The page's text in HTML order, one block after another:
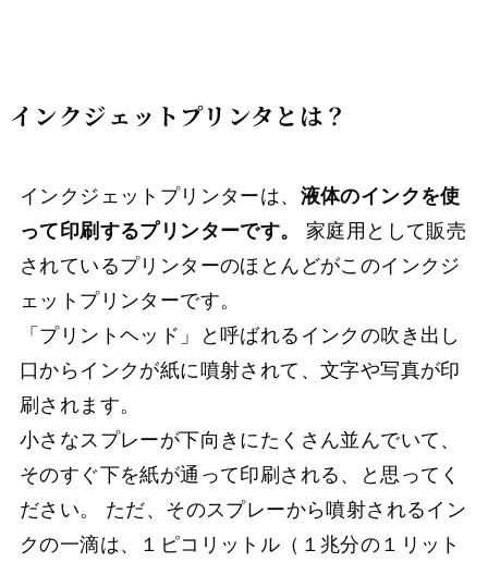
インクジェットプリンタとは？
インクジェットプリンターは、 液体のインクを使
って印刷するプリンターです。
家庭用として販売
されているプリンターのほとんどがこのインクジ
ェットプリンターです。
「プリントヘッド」と呼ばれるインクの吹き出し
口からインクが紙に噴射されて、文字や写真が印
刷されます。
小さなスプレーが下向きにたくさん並んでいて、
そのすぐ下を紙が通って印刷される、と思ってく
ださい。 ただ、そのスプレーから噴射されるイン
クの一滴は、１ピコリットル（１兆分の１リット